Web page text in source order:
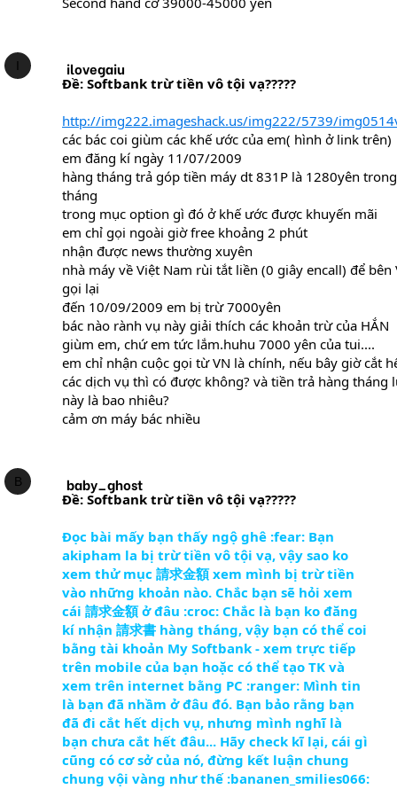
I ilovegaiu
Ðề: Softbank trừ tiền vô tội vạ?????
http://img222.imageshack.us/img222/5739/
các bác coi giùm các khế ước của em( hình ở link trên)
em đăng kí ngày 11/07/2009
hàng tháng trả góp tiền máy dt 831P là 1280yên
tháng
trong mục option gì đó ở khế ước được khuyến mãi
em chỉ gọi ngoài giờ free khoảng 2 phút
nhận được news thường xuyên
nhà máy về Việt Nam rùi tắt liền (0 giây encall) để bên
gọi lại
đến 10/09/2009 em bị trừ 7000yên
bác nào rành vụ này giải thích các khoản trừ của HẮN
giùm em, chứ em tức lắm.huhu 7000 yên của tui....
em chỉ nhận cuộc gọi từ VN là chính, nếu bây giờ cắt
các dịch vụ thì có được không? và tiền trả hàng tháng
này là bao nhiêu?
cảm ơn máy bác nhiều
B baby_ghost
Ðề: Softbank trừ tiền vô tội vạ?????
Đọc bài mấy bạn thấy ngộ ghê :fear: Bạn
akipham la bị trừ tiền vô tội vạ, vậy sao ko
xem thử mục 請求金額 xem mình bị trừ tiền
vào những khoản nào. Chắc bạn sẽ hỏi xem
cái 請求金額 ở đâu :croc: Chắc là bạn ko đăng
kí nhận 請求書 hàng tháng, vậy bạn có thể coi
bằng tài khoản My Softbank - xem trực tiếp
trên mobile của bạn hoặc có thể tạo TK và
xem trên internet bằng PC :ranger: Mình tin
là bạn đã nhầm ở đâu đó. Bạn bảo rằng bạn
đã đi cắt hết dịch vụ, nhưng mình nghĩ là
bạn chưa cắt hết đâu... Hãy check kĩ lại, cái gì
cũng có cơ sở của nó, đừng kết luận chung
chung vội vàng như thế :bananen_smilies066: